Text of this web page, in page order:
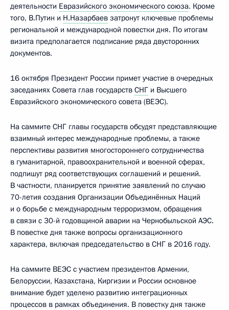
деятельности Евразийского экономического союза. Кроме
того, В.Путин и Н.Назарбаев затронут ключевые проблемы
региональной и международной повестки дня. По итогам
визита предполагается подписание ряда двусторонних
документов.
16 октября Президент России примет участие в очередных
заседаниях Совета глав государств СНГ и Высшего
Евразийского экономического совета (ВЕЭС).
На саммите СНГ главы государств обсудят представляющие
взаимный интерес международные проблемы, а также
перспективы развития многостороннего сотрудничества
в гуманитарной, правоохранительной и военной сферах,
подпишут ряд соответствующих соглашений и решений.
В частности, планируется принятие заявлений по случаю
70-летия создания Организации Объединённых Наций
и о борьбе с международным терроризмом, обращения
в связи с 30-й годовщиной аварии на Чернобыльской АЭС.
В повестке дня также вопросы организационного
характера, включая председательство в СНГ в 2016 году.
На саммите ВЕЭС с участием президентов Армении,
Белоруссии, Казахстана, Киргизии и России основное
внимание будет уделено развитию интеграционных
процессов в рамках объединения. В повестку дня также